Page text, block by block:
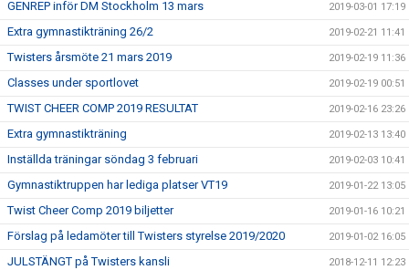
GENREP inför DM Stockholm 13 mars 2019-03-01 17:19
Extra gymnastikträning 26/2 2019-02-21 11:41
Twisters årsmöte 21 mars 2019 2019-02-19 11:36
Classes under sportlovet 2019-02-19 00:51
TWIST CHEER COMP 2019 RESULTAT 2019-02-16 23:26
Extra gymnastikträning 2019-02-13 13:40
Inställda träningar söndag 3 februari 2019-02-03 10:41
Gymnastiktruppen har lediga platser VT19 2019-01-22 13:05
Twist Cheer Comp 2019 biljetter 2019-01-16 10:21
Förslag på ledamöter till Twisters styrelse 2019/2020 2019-01-02 16:05
JULSTÄNGT på Twisters kansli 2018-12-11 12:23